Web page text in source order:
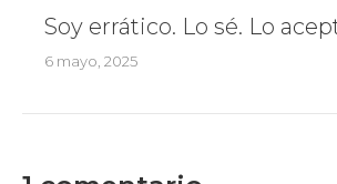
Soy errático. Lo sé. Lo
6 mayo, 2025